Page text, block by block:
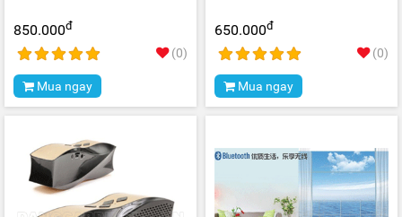
850.000đ
(0)
Mua ngay
650.000đ
(0)
Mua ngay